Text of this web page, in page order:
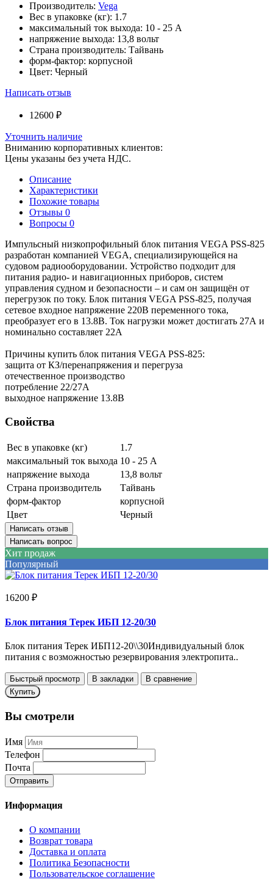
Производитель: Vega
Вес в упаковке (кг): 1.7
максимальный ток выхода: 10 - 25 А
напряжение выхода: 13,8 вольт
Страна производитель: Тайвань
форм-фактор: корпусной
Цвет: Черный
Написать отзыв
12600 ₽
Уточнить наличие
Вниманию корпоративных клиентов:
Цены указаны без учета НДС.
Описание
Характеристики
Похожие товары
Отзывы 0
Вопросы 0
Импульсный низкопрофильный блок питания VEGA PSS-825
разработан компанией VEGA, специализирующейся на
судовом радиооборудовании. Устройство подходит для
питания радио- и навигационных приборов, систем
управления судном и безопасности – и сам он защищён от
перегрузок по току. Блок питания VEGA PSS-825, получая
сетевое входное напряжение 220В переменного тока,
преобразует его в 13.8В. Ток нагрузки может достигать 27А и
номинально составляет 22А
Причины купить блок питания VEGA PSS-825:
защита от КЗ/перенапряжения и перегруза
отечественное производство
потребление 22/27А
выходное напряжение 13.8В
Свойства
Вес в упаковке (кг)
1.7
максимальный ток выхода 10 - 25 А
напряжение выхода
13,8 вольт
Страна производитель
Тайвань
форм-фактор
корпусной
Цвет
Черный
Написать отзыв
Написать вопрос
Хит продаж
Популярный
16200 ₽
Блок питания Терек ИБП 12-20/30
Блок питания Терек ИБП12-20\\30Индивидуальный блок
питания с возможностью резервирования электропита..
Быстрый просмотр В закладки
В сравнение
Купить
Вы смотрели
Имя
Телефон
Почта
Отправить
Информация
О компании
Возврат товара
Доставка и оплата
Политика Безопасности
Пользовательское соглашение